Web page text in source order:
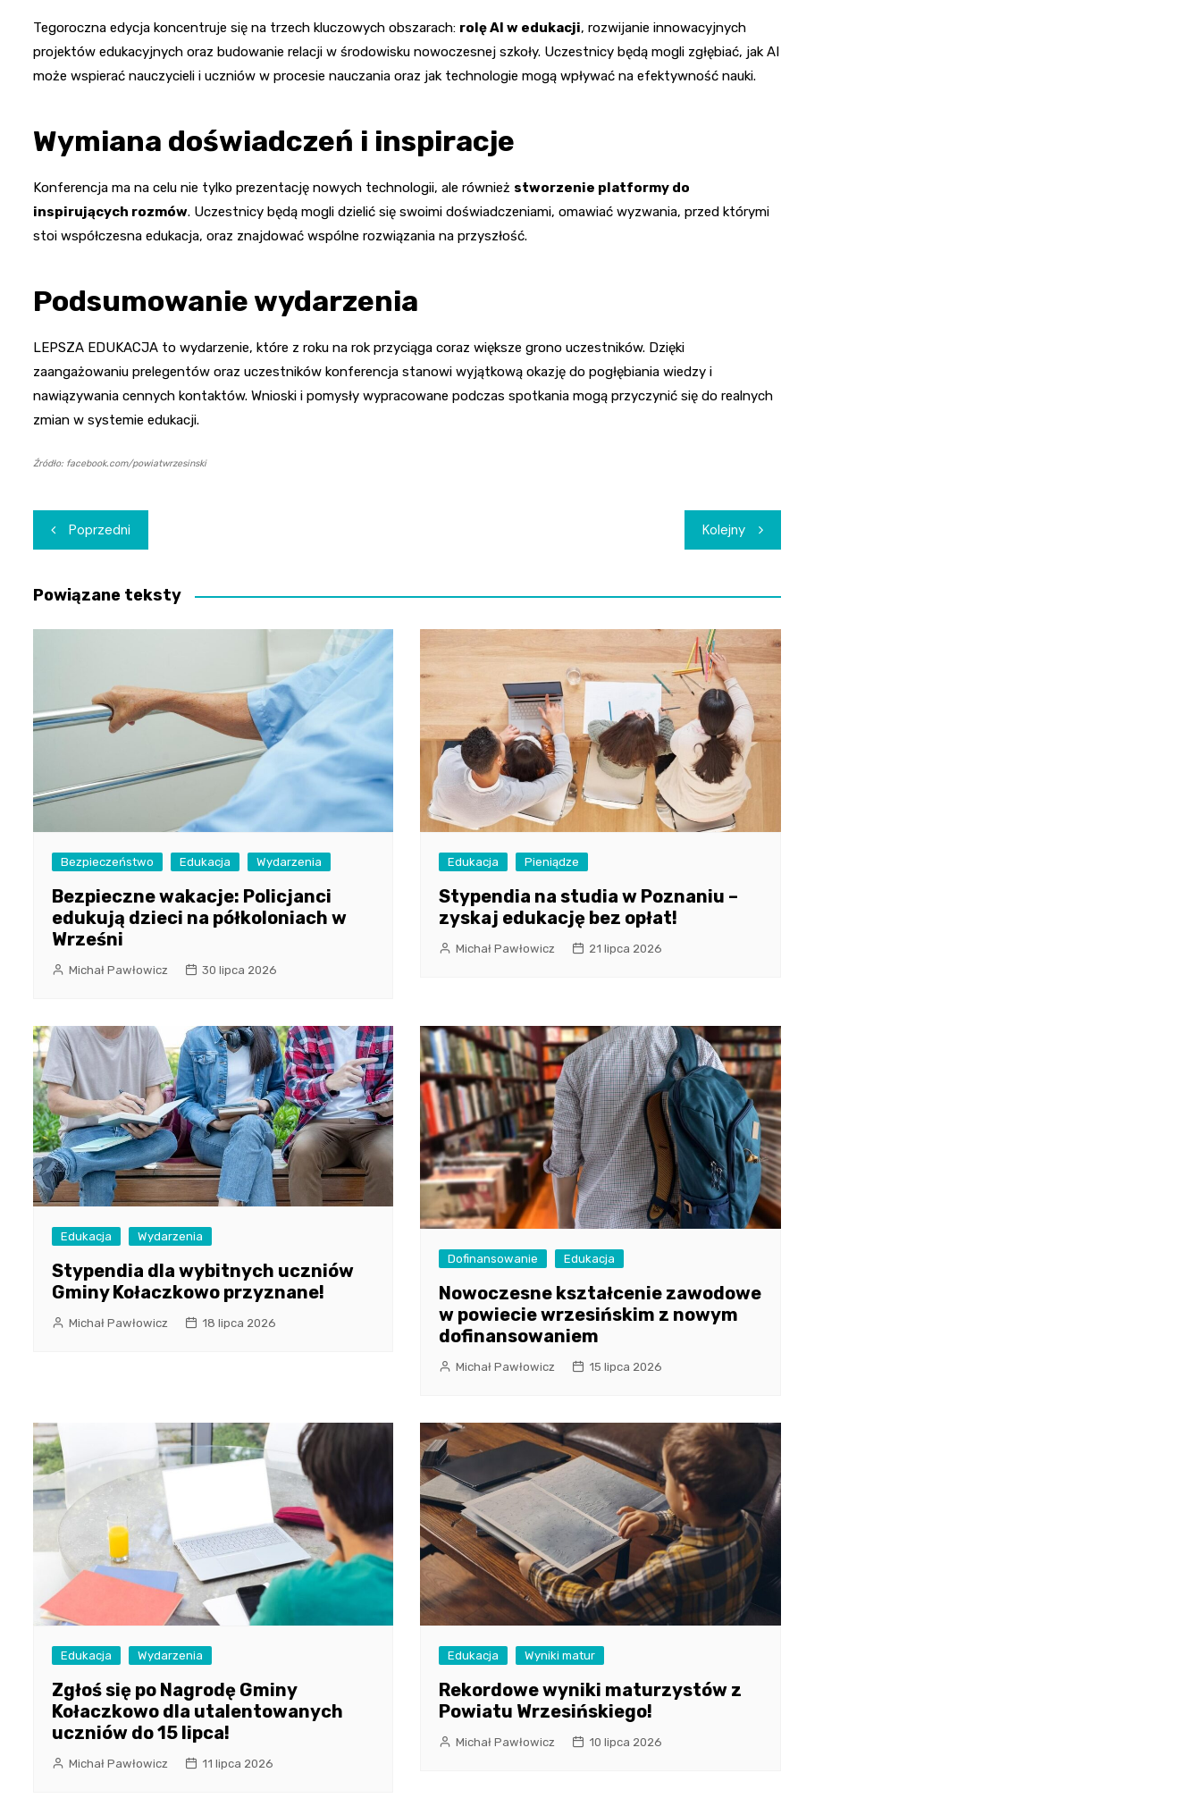
Tegoroczna edycja koncentruje się na trzech kluczowych obszarach: rolę AI w edukacji, rozwijanie innowacyjnych
projektów edukacyjnych oraz budowanie relacji w środowisku nowoczesnej szkoły. Uczestnicy będą mogli zgłębiać, jak AI
może wspierać nauczycieli i uczniów w procesie nauczania oraz jak technologie mogą wpływać na efektywność nauki.
Wymiana doświadczeń i inspiracje
Konferencja ma na celu nie tylko prezentację nowych technologii, ale również stworzenie platformy do
inspirujących rozmów. Uczestnicy będą mogli dzielić się swoimi doświadczeniami, omawiać wyzwania, przed którymi
stoi współczesna edukacja, oraz znajdować wspólne rozwiązania na przyszłość.
Podsumowanie wydarzenia
LEPSZA EDUKACJA to wydarzenie, które z roku na rok przyciąga coraz większe grono uczestników. Dzięki
zaangażowaniu prelegentów oraz uczestników konferencja stanowi wyjątkową okazję do pogłębiania wiedzy i
nawiązywania cennych kontaktów. Wnioski i pomysły wypracowane podczas spotkania mogą przyczynić się do realnych
zmian w systemie edukacji.
Źródło: facebook.com/powiatwrzesinski
Nawigacja
wpisu
Poprzedni Kolejny
Powiązane teksty
Bezpieczeństwo Edukacja Wydarzenia
Bezpieczne wakacje: Policjanci
edukują dzieci na półkoloniach w
Wrześni
Michał Pawłowicz 30 lipca 2026
Edukacja Pieniądze
Stypendia na studia w Poznaniu –
zyskaj edukację bez opłat!
Michał Pawłowicz 21 lipca 2026
Edukacja Wydarzenia
Stypendia dla wybitnych uczniów
Gminy Kołaczkowo przyznane!
Michał Pawłowicz 18 lipca 2026
Dofinansowanie Edukacja
Nowoczesne kształcenie zawodowe
w powiecie wrzesińskim z nowym
dofinansowaniem
Michał Pawłowicz 15 lipca 2026
Edukacja Wydarzenia
Zgłoś się po Nagrodę Gminy
Kołaczkowo dla utalentowanych
uczniów do 15 lipca!
Michał Pawłowicz 11 lipca 2026
Edukacja Wyniki matur
Rekordowe wyniki maturzystów z
Powiatu Wrzesińskiego!
Michał Pawłowicz 10 lipca 2026